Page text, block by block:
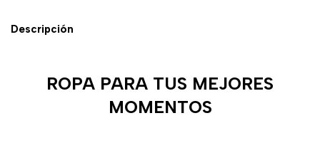
Descripción
ROPA PARA TUS MEJORES
MOMENTOS